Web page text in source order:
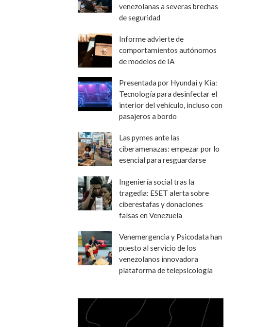
venezolanas a severas brechas
de seguridad
Informe advierte de
comportamientos autónomos
de modelos de IA
Presentada por Hyundai y Kia:
Tecnología para desinfectar el
interior del vehículo, incluso con
pasajeros a bordo
Las pymes ante las
ciberamenazas: empezar por lo
esencial para resguardarse
Ingeniería social tras la
tragedia: ESET alerta sobre
ciberestafas y donaciones
falsas en Venezuela
Venemergencia y Psicodata han
puesto al servicio de los
venezolanos innovadora
plataforma de telepsicología